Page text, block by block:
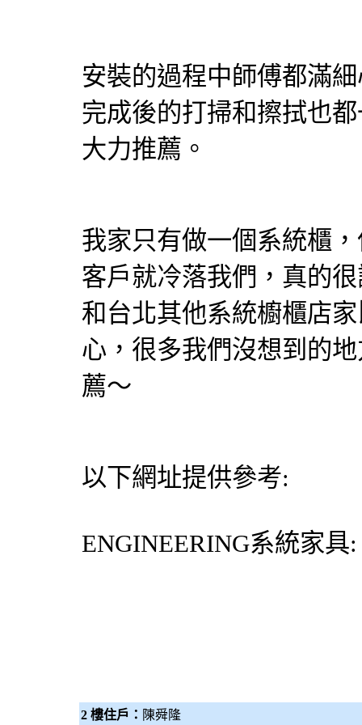
安裝的過程中師傅都滿
完成後的打掃和擦拭也
大力推薦。
我家只有做一個 系統櫃
客戶就冷落我們，真的
和台北其他系統櫥櫃店
心，很多我們沒想到的
薦～
以下網址提供參考:
ENGINEERING系統家具
2 樓住戶： 陳舜隆